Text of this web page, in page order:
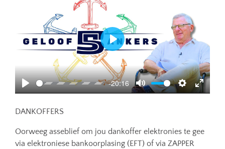
Play
-20:16
Mute Settings
Enter
Play
DANKOFFERS
Oorweeg asseblief om jou dankoffer elektronies te gee
via elektroniese bankoorplasing (EFT) of via ZAPPER